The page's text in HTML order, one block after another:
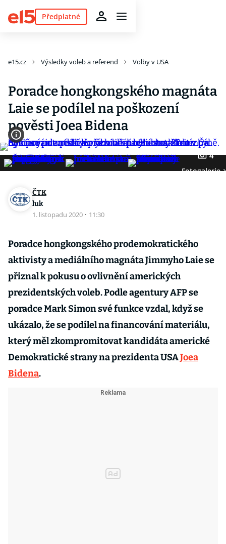
Předplatné
e15.cz Výsledky voleb a referend Volby v USA
Poradce hongkongského magnáta
Laie se podílel na poškození
pověsti Joea Bidena
4
Fotogalerie
ČTK
luk
1. listopadu 2020 · 11:30
Poradce hongkongského prodemokratického
aktivisty a mediálního magnáta Jimmyho Laie se
přiznal k pokusu o ovlivnění amerických
prezidentských voleb. Podle agentury AFP se
poradce Mark Simon své funkce vzdal, když se
ukázalo, že se podílel na financování materiálu,
který měl zkompromitovat kandidáta americké
Demokratické strany na prezidenta USAJoea
Bidena.